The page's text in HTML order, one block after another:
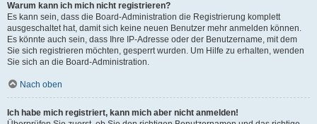
Warum kann ich mich nicht registrieren?
Es kann sein, dass die Board-Administration die Registrierung komplett
ausgeschaltet hat, damit sich keine neuen Benutzer mehr anmelden können.
Es könnte auch sein, dass Ihre IP-Adresse oder der Benutzername, mit dem
Sie sich registrieren möchten, gesperrt wurden. Um Hilfe zu erhalten, wenden
Sie sich an die Board-Administration.
Nach oben
Ich habe mich registriert, kann mich aber nicht anmelden!